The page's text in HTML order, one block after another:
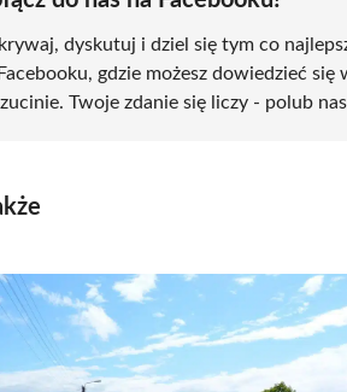
dyskutuj i dziel się tym co
gdzie możesz dowiedzieć
Twoje zdanie się liczy - polub